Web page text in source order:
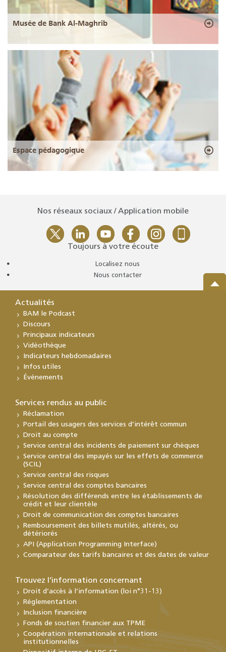
Musée de Bank Al-Maghrib
Espace pédagogique
Nos réseaux sociaux / Application mobile
Toujours à votre écoute
Localisez nous
Nous contacter
Actualités
BAM le Podcast
Discours
Principaux indicateurs
Vidéothèque
Indicateurs hebdomadaires
Infos utiles
Événements
Services rendus au public
Réclamation
Portail des usagers des services d’intérêt commun
Droit au compte
Service central des incidents de paiement sur chèques
Service central des impayés sur les effets de commerce
(SCIL)
Service central des risques
Service central des comptes bancaires
Résolution des différends entre les établissements de
crédit et leur clientèle
Droit de communication des comptes bancaires
Remboursement des billets mutilés, altérés, ou
détériorés
API (Application Programming Interface)
Comparateur des tarifs bancaires et des dates de valeur
Trouvez l’information concernant
Droit d’accès à l’information (loi n°31-13)
Réglementation
Inclusion financière
Fonds de soutien financier aux TPME
Coopération internationale et relations
institutionnelles